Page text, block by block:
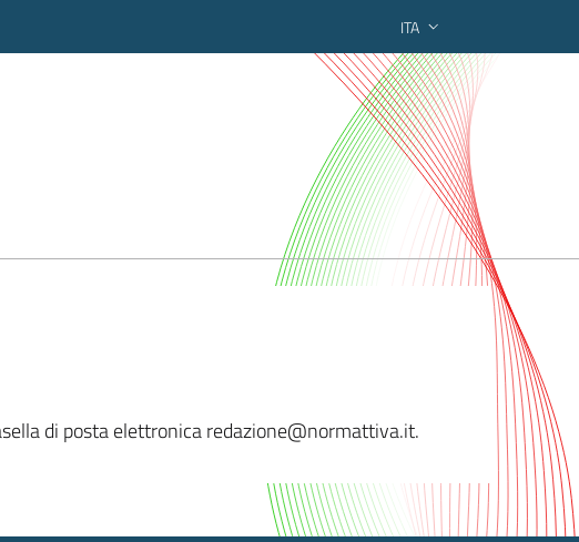
ITA
federato regionale
di posta elettronica redazione@normattiva.it.